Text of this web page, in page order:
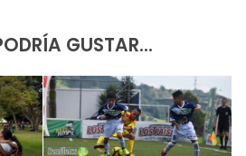
GUSTAR...